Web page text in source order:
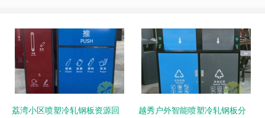
荔湾小区喷塑冷轧钢板资源回
越秀户外智能喷塑冷轧钢板分